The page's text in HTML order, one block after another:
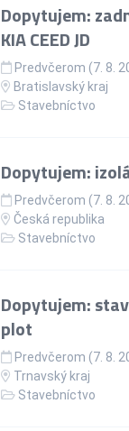
Dopytujem:
KIA CEED JD
Predvčerom (7. 8.
Bratislavský kraj
Stavebníctvo
Dopytujem:
Predvčerom (7. 8.
Česká republika
Stavebníctvo
Dopytujem:
plot
Predvčerom (7. 8.
Trnavský kraj
Stavebníctvo